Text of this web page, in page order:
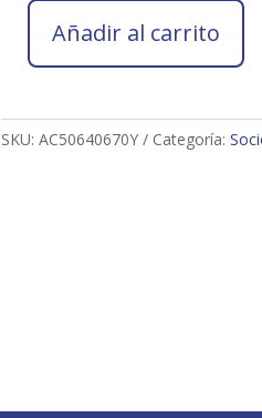
2026
CAÑETE
CURIEL
Añadir al carrito
SKU: AC50640670Y Categoría: